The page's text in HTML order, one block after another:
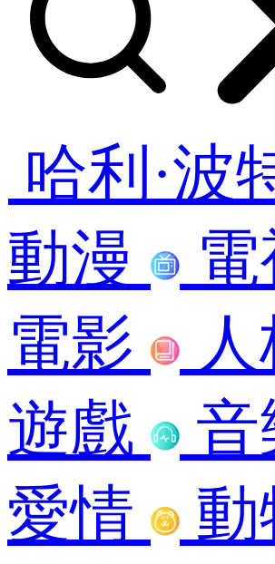
哈利·波
動漫
電影
遊戲
音
愛情
動